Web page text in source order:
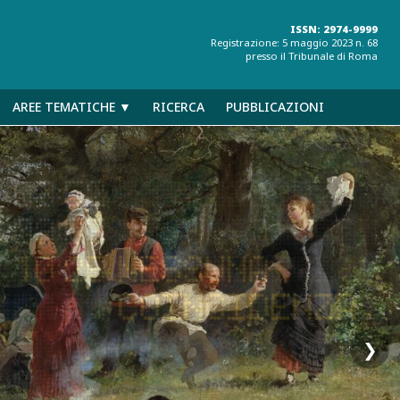
ISSN: 2974-9999
Registrazione: 5 maggio 2023 n. 68
presso il Tribunale di Roma
AREE TEMATICHE ▼ RICERCA PUBBLICAZIONI
❯